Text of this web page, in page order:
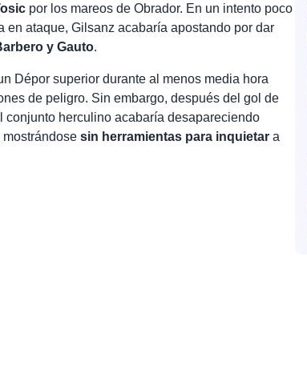
por los mareos de Obrador. En un intento poco
en ataque, Gilsanz acabaría apostando por dar
y Gauto.
Dépor superior durante al menos media hora
de peligro. Sin embargo, después del gol de
conjunto herculino acabaría desapareciendo
mostrándosesin herramientas para inquietar a